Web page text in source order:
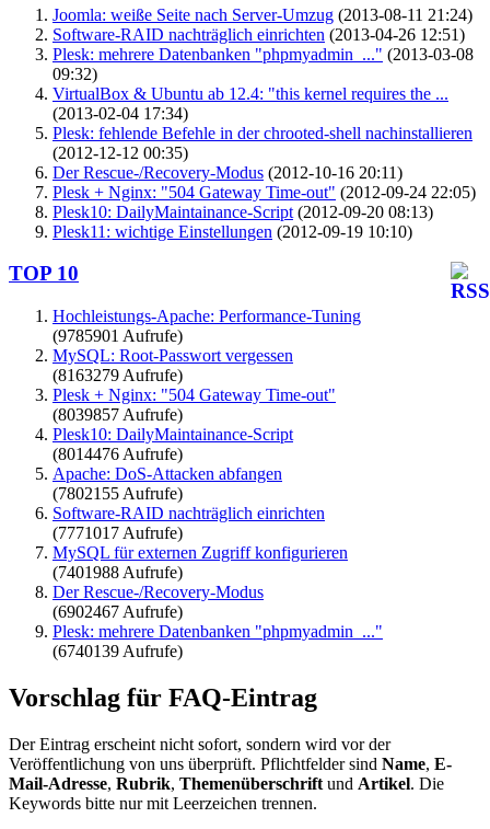
Joomla: weiße Seite nach Server-Umzug (2013-08-11 21:24)
Software-RAID nachträglich einrichten (2013-04-26 12:51)
Plesk: mehrere Datenbanken "phpmyadmin_..." (2013-03-08
09:32)
VirtualBox & Ubuntu ab 12.4: "this kernel requires the ...
(2013-02-04 17:34)
Plesk: fehlende Befehle in der chrooted-shell nachinstallieren
(2012-12-12 00:35)
Der Rescue-/Recovery-Modus (2012-10-16 20:11)
Plesk + Nginx: "504 Gateway Time-out" (2012-09-24 22:05)
Plesk10: DailyMaintainance-Script (2012-09-20 08:13)
Plesk11: wichtige Einstellungen (2012-09-19 10:10)
TOP 10
Hochleistungs-Apache: Performance-Tuning
(9785901 Aufrufe)
MySQL: Root-Passwort vergessen
(8163279 Aufrufe)
Plesk + Nginx: "504 Gateway Time-out"
(8039857 Aufrufe)
Plesk10: DailyMaintainance-Script
(8014476 Aufrufe)
Apache: DoS-Attacken abfangen
(7802155 Aufrufe)
Software-RAID nachträglich einrichten
(7771017 Aufrufe)
MySQL für externen Zugriff konfigurieren
(7401988 Aufrufe)
Der Rescue-/Recovery-Modus
(6902467 Aufrufe)
Plesk: mehrere Datenbanken "phpmyadmin_..."
(6740139 Aufrufe)
Vorschlag für FAQ-Eintrag
Der Eintrag erscheint nicht sofort, sondern wird vor der
Veröffentlichung von uns überprüft. Pflichtfelder sind Name, E-
Mail-Adresse, Rubrik, Themenüberschrift und Artikel. Die
Keywords bitte nur mit Leerzeichen trennen.